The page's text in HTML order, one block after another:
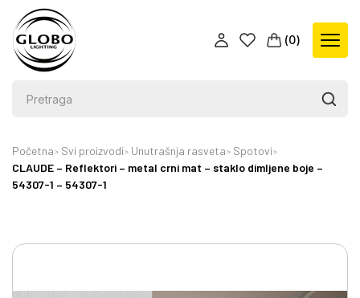
(0)
Početna Svi proizvodi Unutrašnja rasveta
Spotovi
CLAUDE – Reflektori – metal crni mat – staklo dimljene boje –
54307-1 – 54307-1